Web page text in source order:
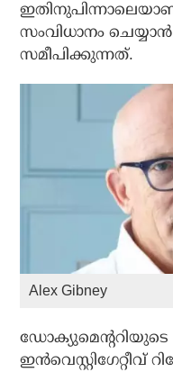
സംവിധാനം
സമീപിക്കുന്നത്.
Alex Gibney
ഡോക്യുമെന്ററിയുടെ
ഇന്‍വെസ്റ്റിഗേറ്റീവ്